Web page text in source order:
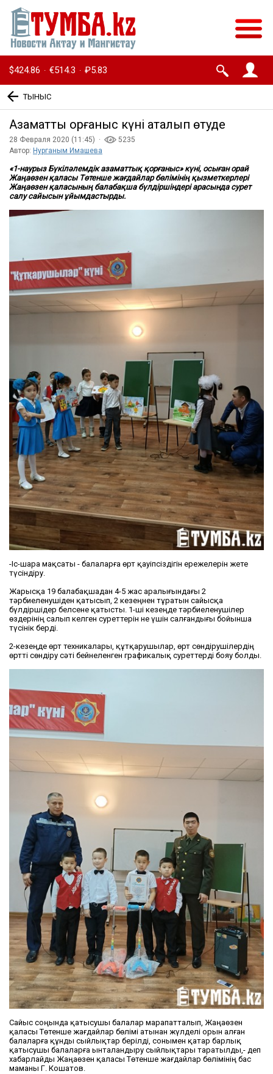
$424.86 · €514.3 · ₽5.83
ТЫНЫС
Азаматтық қорғаныс күні аталып өтуде
28 Февраля 2020 (11:45) ·
5235
Автор: Нурганым Имашева
«1-наурыз Бүкіләлемдік азаматтық қорғаныс» күні, осыған орай
Жаңаөзен қаласы Төтенше жағдайлар бөлімінің қызметкерлері
Жаңаөзен қаласының балабақша бүлдіршіндері арасында сурет
салу сайысын ұйымдастырды.
-Іс-шара мақсаты - балаларға өрт қауіпсіздігін ережелерін жете
түсіндіру.
Жарысқа 19 балабақшадан 4-5 жас аралығындағы 2
тәрбиеленушіден қатысып, 2 кезеңнен тұратын сайысқа
бүлдіршідер белсене қатысты. 1-ші кезеңде тәрбиеленушілер
өздерінің салып келген суреттерін не үшін салғандығы бойынша
түсінік берді.
2-кезеңде өрт техникалары, құтқарушылар, өрт сөндірушілердің
өртті сөндіру сәті бейнеленген графикалық суреттерді бояу болды.
Сайыс соңында қатысушы балалар марапатталып, Жаңаөзен
қаласы Төтенше жағдайлар бөлімі атынан жүлделі орын алған
балаларға құнды сыйлықтар берілді, сонымен қатар барлық
қатысушы балаларға ынталандыру сыйлықтары таратылды,- деп
хабарлайды Жаңаөзен қаласы Төтенше жағдайлар бөлімінің бас
маманы Г. Кошатов.